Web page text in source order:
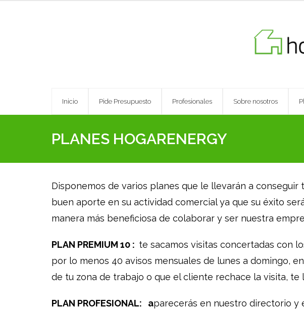
Inicio Pide Presupuesto Profesionales Sobre nosotros
PLANES HOGARENERGY
Disponemos de varios planes que le llevarán a
buen aporte en su actividad comercial ya que su éxito
manera más beneficiosa de colaborar y ser nuestra
PLAN PREMIUM 10 : te sacamos visitas concertadas con
por lo menos 40 avisos mensuales de lunes a domingo,
de tu zona de trabajo o que el cliente rechace la visita, te
PLAN PROFESIONAL: aparecerás en nuestro directorio y